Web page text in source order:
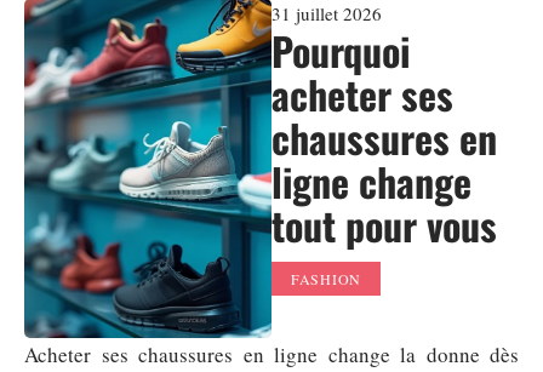
31 juillet 2026
Pourquoi
acheter ses
chaussures en
ligne change
tout pour vous
FASHION
Acheter ses chaussures en ligne change la donne dès